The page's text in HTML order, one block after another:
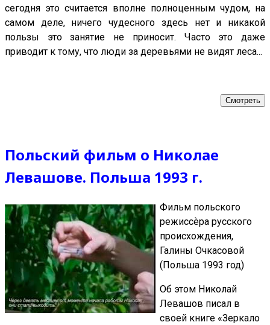
сегодня это считается вполне полноценным чудом, на
самом деле, ничего чудесного здесь нет и никакой
пользы это занятие не приносит. Часто это даже
приводит к тому, что люди за деревьями не видят леса...
Смотреть
Польский фильм о Николае
Левашове. Польша 1993 г.
Фильм польского
режиссѐра русского
происхождения,
Галины Очкасовой
(Польша 1993 год)
Об этом Николай
Левашов писал в
своей книге «Зеркало